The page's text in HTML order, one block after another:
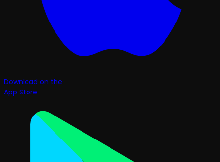
Download on the
App Store